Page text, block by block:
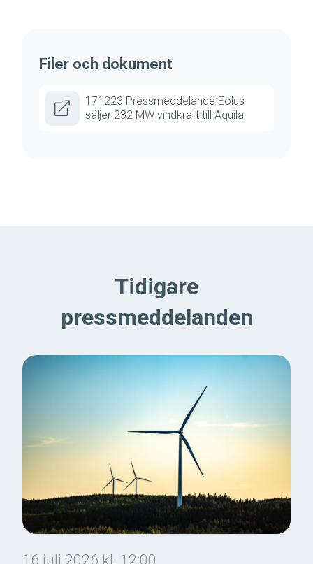
Filer och dokument
171223 Pressmeddelande Eolus
säljer 232 MW vindkraft till Aquila
Tidigare
pressmeddelanden
16 juli 2026 kl. 12:00